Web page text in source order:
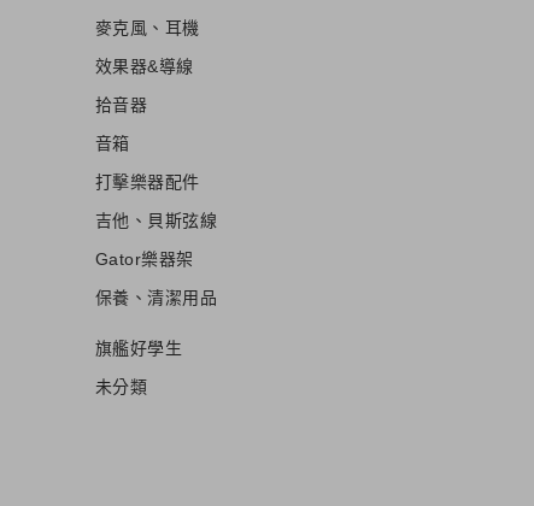
麥克風、耳機
效果器&導線
拾音器
音箱
打擊樂器配件
吉他、貝斯弦線
Gator樂器架
保養、清潔用品
旗艦好學生
未分類